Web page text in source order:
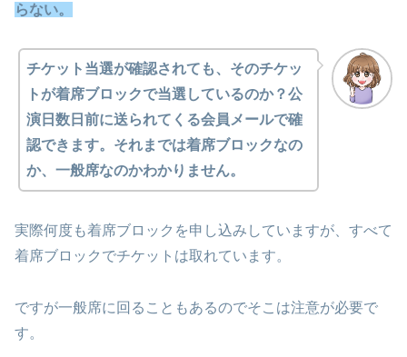
らない。
チケット当選が確認されても、そのチケッ
トが着席ブロックで当選しているのか？公
演日数日前に送られてくる会員メールで確
認できます。それまでは着席ブロックなの
か、一般席なのかわかりません。
実際何度も着席ブロックを申し込みしていますが、すべて
着席ブロックでチケットは取れています。
ですが一般席に回ることもあるのでそこは注意が必要で
す。